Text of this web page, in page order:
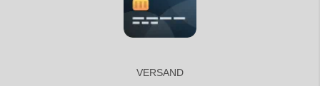
VERSAND